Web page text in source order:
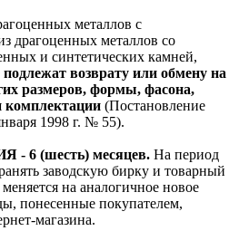
металлов с
драгоценных металлов со
и синтетических камней,
подлежат возврату или обмену на
размеров, формы, фасона,
комплектации (Постановление
1998 г. № 55).
6 (шесть) месяцев. На период
заводскую бирку и товарный
на аналогичное новое
понесенные покупателем,
магазина.